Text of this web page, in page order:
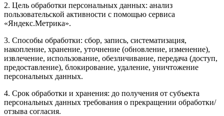
2. Цель обработки персональных данных: анализ
пользовательской активности с помощью сервиса
«Яндекс.Метрика».
3. Способы обработки: сбор, запись, систематизация,
накопление, хранение, уточнение (обновление, изменение),
извлечение, использование, обезличивание, передача (доступ,
предоставление), блокирование, удаление, уничтожение
персональных данных.
4. Срок обработки и хранения: до получения от субъекта
персональных данных требования о прекращении обработки/
отзыва согласия.